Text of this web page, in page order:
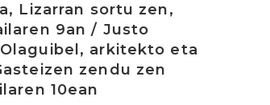
Lizarran sortu zen,
9an / Justo
arkitekto eta
zendu zen
10ean